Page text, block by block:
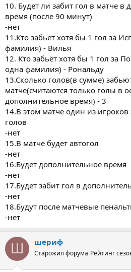
10. Будет ли забит гол в матче в
время (после 90 минут)
-нет
11.Кто забьёт хотя бы 1 гол за
фамилия) - Вилья
12. Кто забьёт хотя бы 1 гол за
одна фамилия) - Рональду
13.Сколько голов(в сумме)
матче(считаются только голы в
дополнительное время) - 3
14.В этом матче один из
голов
-нет
15.В матче будет автогол
-нет
16.Будет дополнительное время
-нет
17.Будет забит гол в
-нет
18.Будут после матчевые
-нет
Ш шериф
Старожил форума Рейтинг